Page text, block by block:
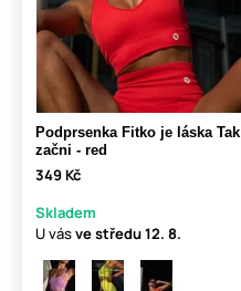
Podprsenka Fitko je láska Tak
začni - red
349 Kč
Skladem
U vásve středu12. 8.